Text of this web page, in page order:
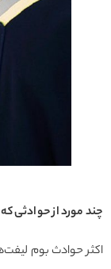
از حوادثی که
حوادث بوم لیفت‌ها